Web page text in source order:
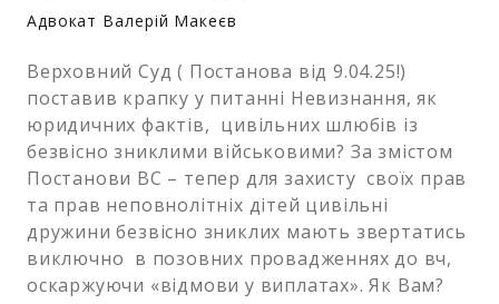
Адвокат Валерій Макеєв
Верховний Суд ( Постанова від 9.04.25!)
поставив крапку у питанні Невизнання, як
юридичних фактів, цивільних шлюбів із
безвісно зниклими військовими? За змістом
Постанови ВС – тепер для захисту своїх прав
та прав неповнолітніх дітей цивільні
дружини безвісно зниклих мають звертатись
виключно в позовних провадженнях до вч,
оскаржуючи «відмови у виплатах». Як Вам?